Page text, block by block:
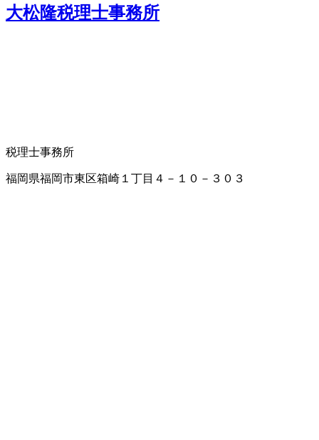
大松隆税理士事務所
税理士事務所
福岡県福岡市東区箱崎１丁目４－１０－３０３